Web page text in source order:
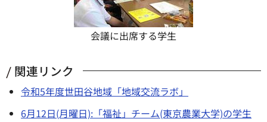
会議に出席する学生
関連リンク
令和5年度世田谷地域「地域交流ラボ」
6月12日(月曜日):「福祉」チーム(東京農業大学)の学生